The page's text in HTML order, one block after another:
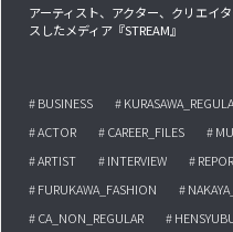
アーティスト、アクター、クリエイ
スしたメディア『STREAM』
# BUSINESS #
# ACTOR
# CAREER_FILES #
# ARTIST
# INTERVIEW #
# FURUKAWA_FASHION
#
# CA_NON_REGULAR
#